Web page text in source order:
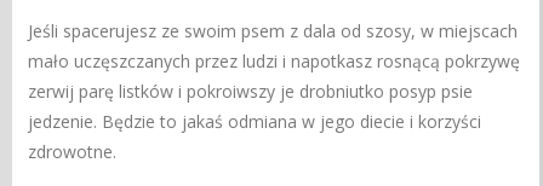
Jeśli spacerujesz ze swoim psem z dala od szosy, w miejscach
mało uczęszczanych przez ludzi i napotkasz rosnącą pokrzywę
zerwij parę listków i pokroiwszy je drobniutko posyp psie
jedzenie. Będzie to jakaś odmiana w jego diecie i korzyści
zdrowotne.